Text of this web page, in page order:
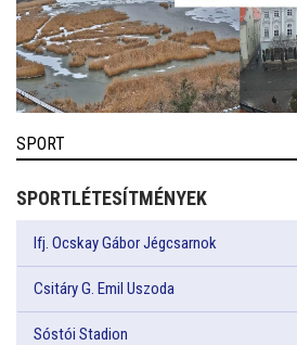
SPORT
SPORTLÉTESÍTMÉNYEK
Ifj. Ocskay Gábor Jégcsarnok
Csitáry G. Emil Uszoda
Sóstói Stadion